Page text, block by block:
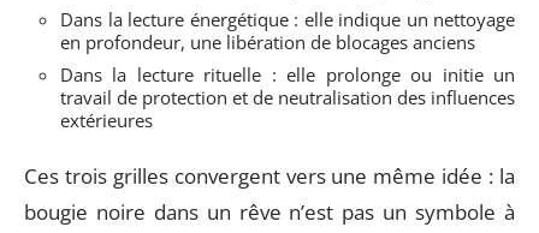
Dans la lecture énergétique : elle indique un nettoyage
en profondeur, une libération de blocages anciens
Dans la lecture rituelle : elle prolonge ou initie un
travail de protection et de neutralisation des influences
extérieures
Ces trois grilles convergent vers une même idée : la
bougie noire dans un rêve n’est pas un symbole à